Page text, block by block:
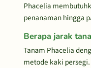
Phacelia
penanaman hingga
Berapa jarak
Tanam Phacelia
metode kaki persegi.